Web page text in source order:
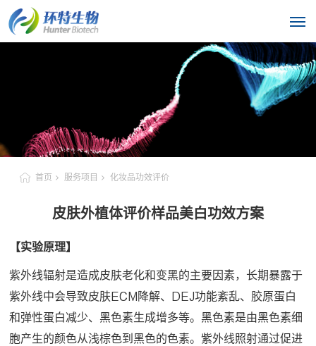
首页 服务项目 化妆品功效评价
皮肤外植体评价样品美白功效方案
【实验原理】
紫外线辐射是造成皮肤老化和变黑的主要因素，长期暴露于
紫外线中会导致皮肤ECM降解、DEJ功能紊乱、胶原蛋白
和弹性蛋白减少、黑色素生成增多等。黑色素是由黑色素细
胞产生的颜色从浅棕色到黑色的色素。紫外线照射通过促进